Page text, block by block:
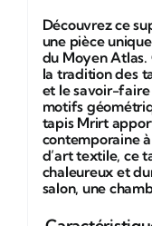
Découvrez ce
une pièce
du Moyen Atlas.
la tradition des
et le savoir-faire
motifs
tapis Mrirt
contemporaine
d’art textile, ce
chaleureux et
salon, une